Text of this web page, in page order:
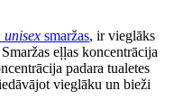
unisex smaržas, ir vieglāks
eļļas koncentrācija
padara tualetes
vieglāku un bieži